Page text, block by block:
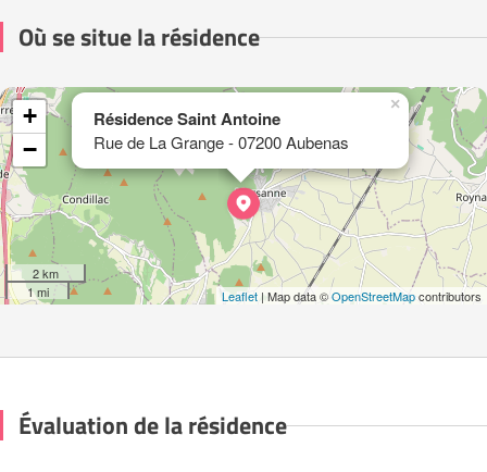
Où se situe la résidence
Résidence Saint Antoine
Rue de La Grange - 07200 Aubenas
×
+
−
2 km
1 mi
Leaflet | Map data ©OpenStreetMapcontributors
Évaluation de la résidence